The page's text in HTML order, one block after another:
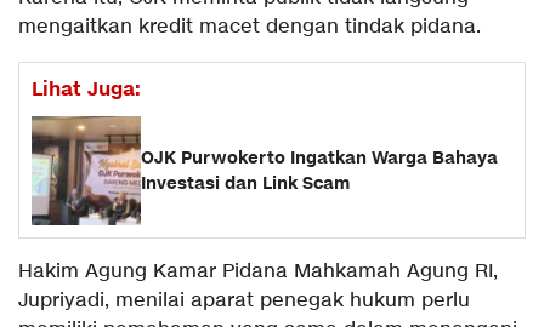
mengaitkan kredit macet dengan tindak pidana.
Lihat Juga:
OJK Purwokerto Ingatkan Warga Bahaya
Investasi dan Link Scam
Hakim Agung Kamar Pidana Mahkamah Agung RI,
Jupriyadi, menilai aparat penegak hukum perlu